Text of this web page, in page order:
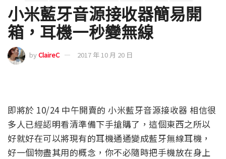
小米藍牙音源接收器簡易開
箱，耳機一秒變無線
byClaireC 2017 年 10 月 20 日
即將於 10/24 中午開賣的 小米藍牙音源接收器 相信很
多人已經認明看清準備下手搶購了，這個東西之所以
好就好在可以將現有的耳機通通變成藍牙無線耳機，
好一個物盡其用的概念，你不必隨時把手機放在身上